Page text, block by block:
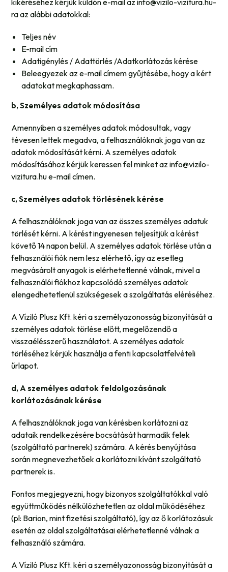
kikéréséhez kérjük küldön e-mail az info@vizilo-vizitura.hu-
ra az alábbi adatokkal:
Teljes név
E-mail cím
Adatigénylés / Adattörlés /Adatkorlátozás kérése
Beleegyezek az e-mail címem gyűjtésébe, hogy a kért
adatokat megkaphassam.
b, Személyes adatok módosítása
Amennyiben a személyes adatok módosultak, vagy
tévesen lettek megadva, a felhasználóknak joga van az
adatok módosítását kérni. A személyes adatok
módosításához kérjük keressen fel minket az info@vizilo-
vizitura.hu e-mail címen.
c, Személyes adatok törlésének kérése
A felhasználóknak joga van az összes személyes adatuk
törlését kérni. A kérést ingyenesen teljesítjük a kérést
követő 14 napon belül. A személyes adatok törlése után a
felhasználói fiók nem lesz elérhető, így az esetleg
megvásárolt anyagok is elérhetetlenné válnak, mivel a
felhasználói fiókhoz kapcsolódó személyes adatok
elengedhetetlenül szükségesek a szolgáltatás eléréséhez.
A Víziló Plusz Kft. kéri a személyazonosság bizonyítását a
személyes adatok törlése előtt, megelőzendő a
visszaélésszerű használatot. A személyes adatok
törléséhez kérjük használja a fenti kapcsolatfelvételi
űrlapot.
d, A személyes adatok feldolgozásának
korlátozásának kérése
A felhasználóknak joga van kérésben korlátozni az
adataik rendelkezésére bocsátását harmadik felek
(szolgáltató partnerek) számára. A kérés benyújtása
során megnevezhetőek a korlátozni kívánt szolgáltató
partnerek is.
Fontos megjegyezni, hogy bizonyos szolgáltatókkal való
együttműködés nélkülözhetetlen az oldal működéséhez
(pl: Barion, mint fizetési szolgáltató), így az ő korlátozásuk
esetén az oldal szolgáltatásai elérhetetlenné válnak a
felhasználó számára.
A Víziló Plusz Kft. kéri a személyazonosság bizonyítását a